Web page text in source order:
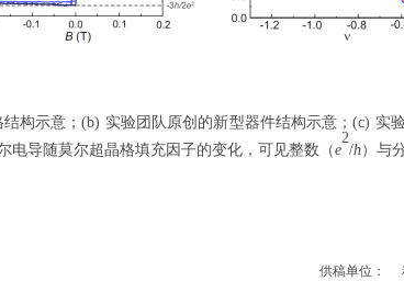
结构示意；(b) 实验团队原创的新型器件结构示意；(c) 实
电导随莫尔超晶格填充因子的变化，可见整数（e
2
/h）与
供稿单位：